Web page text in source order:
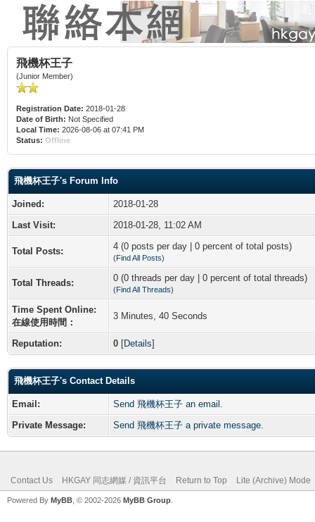
飛機杯王子
(Junior Member)
Registration Date: 2018-01-28
Date of Birth: Not Specified
Local Time: 2026-08-06 at 07:41 PM
Status: Offline
飛機杯王子's Forum Info
Joined:
2018-01-28
Last Visit:
2018-01-28, 11:02 AM
Total Posts: 4 (0 posts per day | 0 percent of total posts)
(Find All Posts)
Total Threads: 0 (0 threads per day | 0 percent of total threads)
(Find All Threads)
Time Spent Online:
在線使用時間：
3 Minutes, 40 Seconds
Reputation: 0 [Details]
飛機杯王子's Contact Details
Email:
Send 飛機杯王子 an email.
Private Message:
Send 飛機杯王子 a private message.
Contact Us HKGAY 同志網媒 / 資訊平台 Return to Top Lite (Archive) Mode
Powered By MyBB , © 2002-2026 MyBB Group